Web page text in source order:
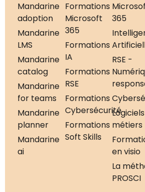
Mandarine
adoption
Mandarine
LMS
Mandarine
catalog
Mandarine
for teams
Mandarine
planner
Mandarine
ai
Formations
Microsoft
365
Formations
IA
Formations
RSE
Formations
Cybersécurité
Formations
Soft Skills
365
RSE -
Logiciels
métiers
en visio
La
PROSCI